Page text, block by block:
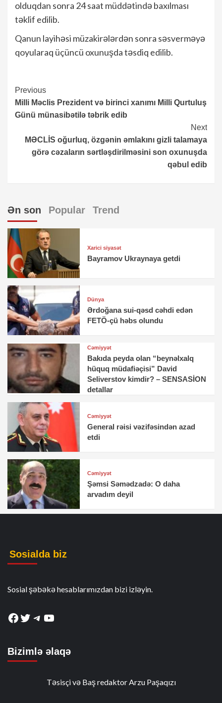
olduqdan sonra 24 saat müddətində baxılması
təklif edilib.
Qanun layihəsi müzakirələrdən sonra səsverməyə
qoyularaq üçüncü oxunuşda təsdiq edilib.
Continue
Reading
Previous
Milli Məclis Prezident və birinci xanımı Milli Qurtuluş
Günü münasibətilə təbrik edib
Next
MƏCLİS oğurluq, özgənin əmlakını gizli talamaya
görə cəzaların sərtləşdirilməsini son oxunuşda
qəbul edib
Ən son Popular Trend
Xarici siyasət
Bayramov Ukraynaya getdi
Dünya
Ərdoğana sui-qəsd cəhdi edən
FETÖ-çü həbs olundu
Cəmiyyət
Bakıda peyda olan “beynəlxalq
hüquq müdafiəçisi” David
Seliverstov kimdir? – SENSASİON
detallar
Cəmiyyət
General rəisi vəzifəsindən azad
etdi
Cəmiyyət
Şəmsi Səmədzadə: O daha
arvadım deyil
Sosialda biz
Sosial şəbəkə hesablarımızdan bizi izləyin.
Facebook
Twitter
Telegram
YouTube
Bizimlə əlaqə
Təsisçi və Baş redaktor Arzu Paşaqızı